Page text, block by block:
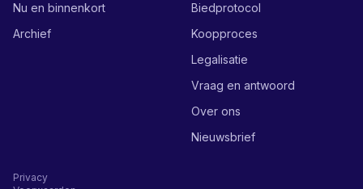
Nu en binnenkort
Archief
Biedprotocol
Koopproces
Legalisatie
Vraag en antwoord
Over ons
Nieuwsbrief
Privacy